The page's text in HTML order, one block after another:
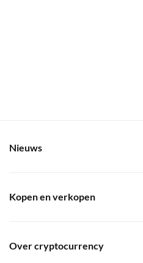
Nieuws
Kopen en verkopen
Over cryptocurrency